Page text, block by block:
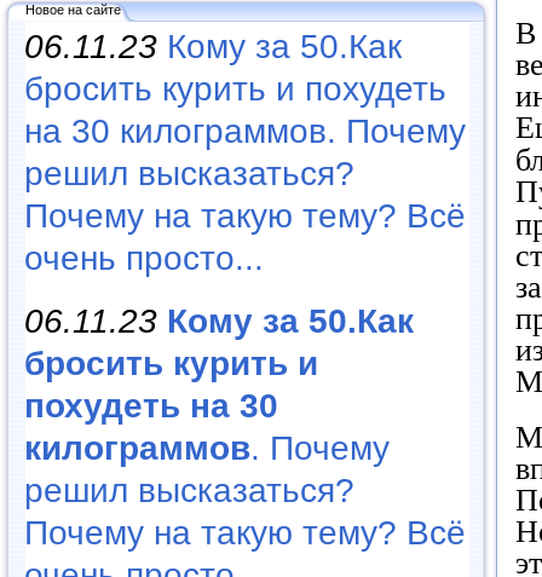
Новое на сайте
06.11.23 Кому за 50.Как
бросить курить и похудеть
на 30 килограммов. Почему
решил высказаться?
Почему на такую тему? Всё
очень просто...
06.11.23 Кому за 50.Как
бросить курить и
похудеть на 30
килограммов. Почему
решил высказаться?
Почему на такую тему? Всё
В